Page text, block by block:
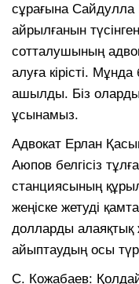
сұрағына
айрылғанын
сотталушының
алуға кірісті.
ашылды. Біз оларды
ұсынамыз.
Адвокат Ерлан
Аюпов белгісіз
станциясының
жеңіске жетуді
долларды алаяқтық
айыптаудың осы
С. Кожабаев: